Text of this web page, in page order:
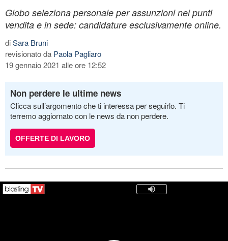
Globo seleziona personale per assunzioni nei punti
vendita e in sede: candidature esclusivamente online.
diSara Bruni
revisionato da Paola Pagliaro
19 gennaio 2021 alle ore 12:52
Non perdere le ultime news
Clicca sull’argomento che ti interessa per seguirlo. Ti
terremo aggiornato con le news da non perdere.
OFFERTE DI LAVORO